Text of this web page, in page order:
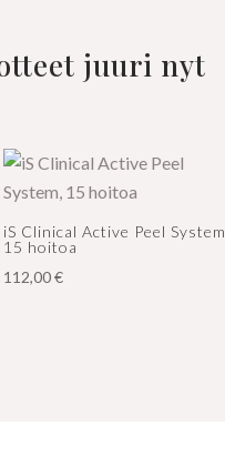
juuri nyt
iS Clinical Active Peel System,
15 hoitoa
112,00€